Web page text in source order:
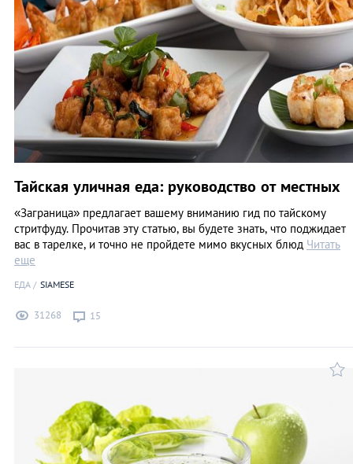
Тайская уличная еда: руководство от местных
«Заграница» предлагает вашему вниманию гид по тайскому
стритфуду. Прочитав эту статью, вы будете знать, что поджидает
вас в тарелке, и точно не пройдете мимо вкусных блюд Читать
еще
ЕДА SIAMESE
31268 15